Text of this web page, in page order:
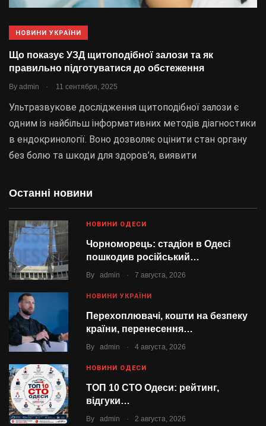
НОВИНИ УКРАЇНИ
Що показує УЗД щитоподібної залози та як
правильно підготуватися до обстеження
By admin . 11 сентября, 2025
Ультразвукове дослідження щитоподібної залози є
одним із найбільш інформативних методів діагностики
в ендокринології. Воно дозволяє оцінити стан органу
без болю та шкоди для здоров’я, виявити
Останні новини
НОВИНИ ОДЕСИ
Чорноморець: стадіон в Одесі
пошкодив російський…
By admin . 7 августа, 2026
НОВИНИ УКРАЇНИ
Перехоплювачі, кошти на безпеку
країни, перенесення…
By admin . 4 августа, 2026
НОВИНИ ОДЕСИ
ТОП 10 СТО Одеси: рейтинг,
відгуки…
By admin . 2 августа, 2026